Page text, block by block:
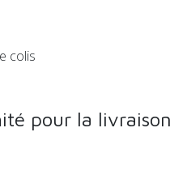
pour la